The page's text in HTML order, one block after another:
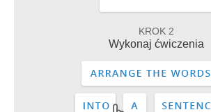
KROK 2
Wykonaj ćwiczenia